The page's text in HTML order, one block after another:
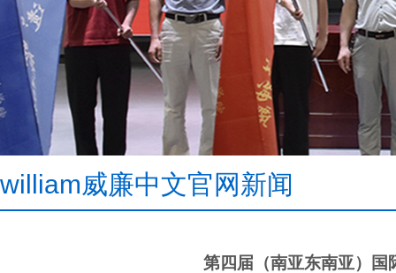
william威廉中文官网新闻
第四届（南亚东南亚）国